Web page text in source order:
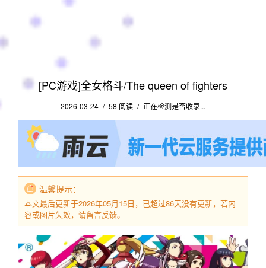
[PC游戏]全女格斗/The queen of fighters
2026-03-24 / 58 阅读 / 正在检测是否收录...
温馨提示：
本文最后更新于2026年05月15日，已超过86天没有更新，若内
容或图片失效，请留言反馈。